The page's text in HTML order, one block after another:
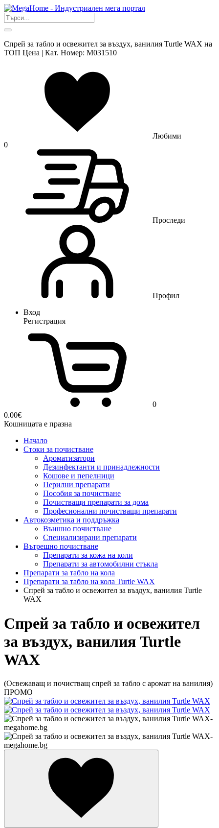
Спрей за табло и освежител за въздух, ванилия Turtle WAX на
ТОП Цена | Кат. Номер: M031510
Любими
0
Проследи
Профил
Вход
Регистрация
0
0.00€
Кошницата е празна
Начало
Стоки за почистване
Ароматизатори
Дезинфектанти и принадлежности
Кошове и пепелници
Перилни препарати
Пособия за почистване
Почистващи препарати за дома
Професионални почистващи препарати
Автокозметика и поддръжка
Външно почистване
Специализирани препарати
Вътрешно почистване
Препарати за кожа на коли
Препарати за автомобилни стъкла
Препарати за табло на кола
Препарати за табло на кола Turtle WAX
Спрей за табло и освежител за въздух, ванилия Turtle
WAX
Спрей за табло и освежител
за въздух, ванилия Turtle
WAX
(Освежаващ и почистващ спрей за табло с аромат на ванилия)
ПРОМО